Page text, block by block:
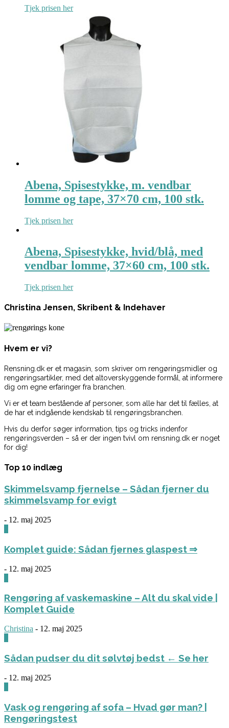
Tjek prisen her
Abena, Spisestykke, m. vendbar
lomme og tape, 37×70 cm, 100 stk.
Tjek prisen her
Abena, Spisestykke, hvid/blå, med
vendbar lomme, 37×60 cm, 100 stk.
Tjek prisen her
Christina Jensen, Skribent & Indehaver
Hvem er vi?
Rensning.dk er et magasin, som skriver om rengøringsmidler og
rengøringsartikler, med det altoverskyggende formål, at informere
dig om egne erfaringer fra branchen.
Vi er et team bestående af personer, som alle har det til fælles, at
de har et indgående kendskab til rengøringsbranchen.
Hvis du derfor søger information, tips og tricks indenfor
rengøringsverden – så er der ingen tvivl om rensning.dk er noget
for dig!
Top 10 indlæg
Skimmelsvamp fjernelse – Sådan fjerner du
skimmelsvamp for evigt
- 12. maj 2025
Komplet guide: Sådan fjernes glaspest ⇒
- 12. maj 2025
Rengøring af vaskemaskine – Alt du skal vide |
Komplet Guide
Christina - 12. maj 2025
Sådan pudser du dit sølvtøj bedst ← Se her
- 12. maj 2025
Vask og rengøring af sofa – Hvad gør man? |
Rengøringstest